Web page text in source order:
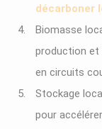
décarboner
Biomasse
production et
en circuits
Stockage
pour